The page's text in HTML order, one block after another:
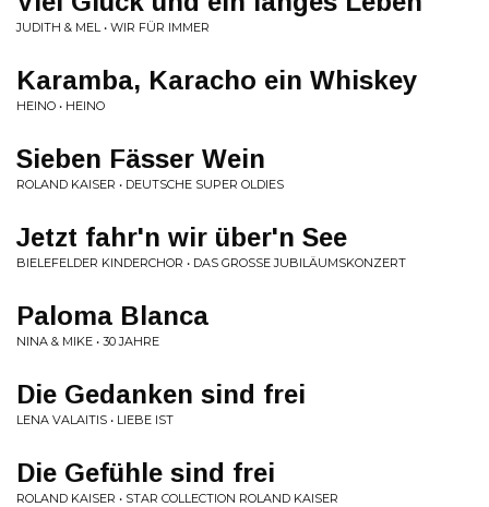
JUDITH & MEL • WIR FÜR IMMER
Karamba, Karacho ein Whiskey
HEINO • HEINO
Sieben Fässer Wein
ROLAND KAISER • DEUTSCHE SUPER OLDIES
Jetzt fahr'n wir über'n See
BIELEFELDER KINDERCHOR • DAS GROSSE JUBILÄUMSKONZERT
Paloma Blanca
NINA & MIKE • 30 JAHRE
Die Gedanken sind frei
LENA VALAITIS • LIEBE IST
Die Gefühle sind frei
ROLAND KAISER • STAR COLLECTION ROLAND KAISER